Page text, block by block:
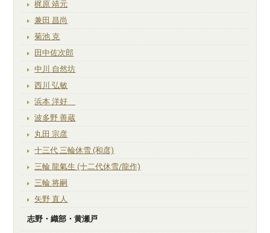
梶原 靖元
兼田 昌尚
菊池 克
田中佐次郎
中川 自然坊
西川 弘敏
浜本 洋好
波多野 善蔵
丸田 宗彦
十三代 三輪休雪 (和彦)
三輪 龍氣生 (十二代休雪/龍作)
三輪 将嗣
矢野 直人
志野・織部・黄瀬戸